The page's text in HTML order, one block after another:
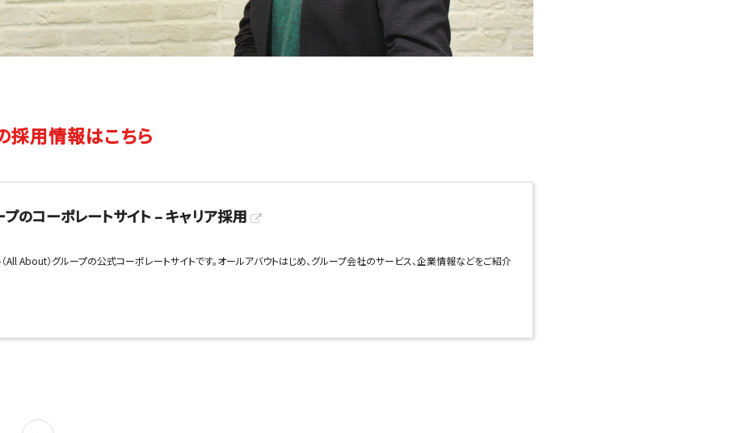
採用情報はこちら
のコーポレートサイト – キャリア採用
All About）グループの公式コーポレートサイトです。オールアバウトはじめ、グループ会社のサービス、企業情報などをご紹介